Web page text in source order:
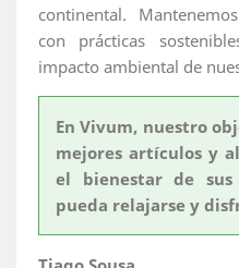
continental.
con prácticas
impacto ambiental de
En Vivum, nuestro
mejores artículos y
el bienestar de
pueda relajarse y